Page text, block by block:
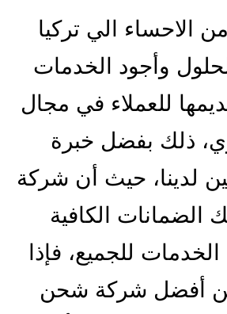
الي تركيا
وأجود الخدمات
للعملاء في مجال
ذلك بفضل خبرة
لدينا، حيث أن شركة
الضمانات الكافية
للجميع، فإذا
أفضل شركة شحن